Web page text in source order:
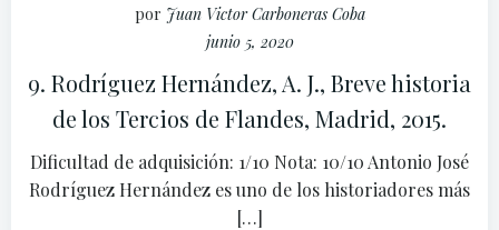
por Juan Victor Carboneras Coba
junio 5, 2020
9. Rodríguez Hernández, A. J., Breve historia
de los Tercios de Flandes, Madrid, 2015.
Dificultad de adquisición: 1/10 Nota: 10/10 Antonio José
Rodríguez Hernández es uno de los historiadores más
[…]